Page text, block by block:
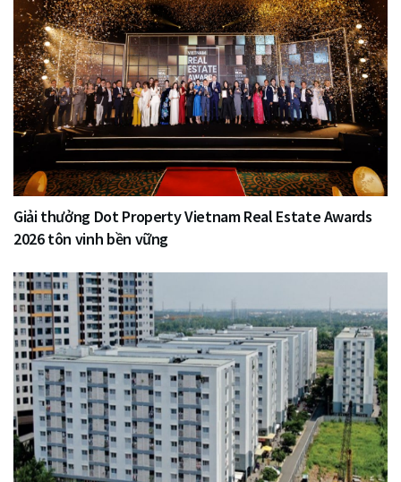
Giải thưởng Dot Property Vietnam Real Estate Awards
2026 tôn vinh bền vững